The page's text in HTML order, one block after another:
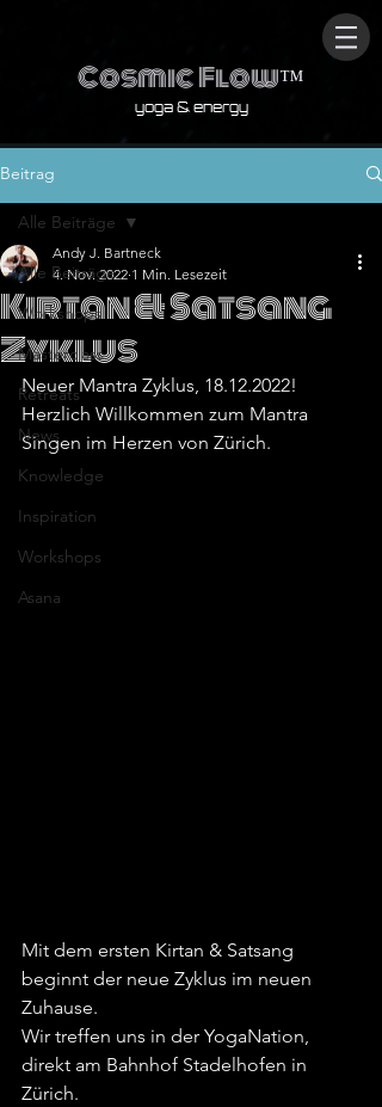
Cosmic Flow™
yoga & energy
Beitrag
Alle Beiträge
Workshops
Masterclass
Retreats
News
Knowledge
Inspiration
Workshops
Asana
Alle Beiträge
Kirtan & Satsang
Zyklus
Andy J. Bartneck
4. Nov. 2022 1 Min. Lesezeit
Neuer Mantra Zyklus, 18.12.2022!
Herzlich Willkommen zum Mantra
Singen im Herzen von Zürich.
Mit dem ersten Kirtan & Satsang
beginnt der neue Zyklus im neuen
Zuhause.
Wir treffen uns in der YogaNation,
direkt am Bahnhof Stadelhofen in
Zürich.